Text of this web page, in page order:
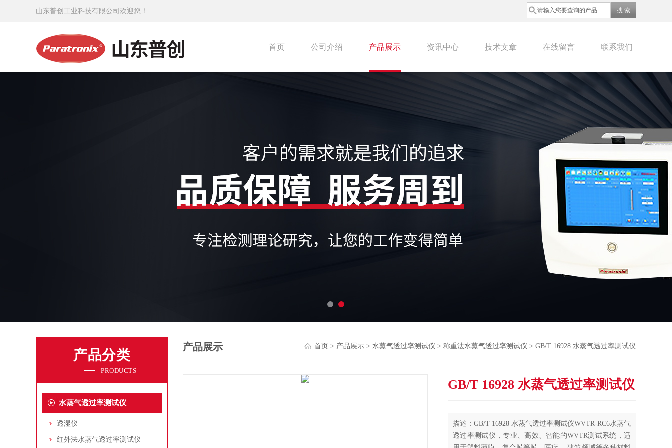
山东普创工业科技有限公司欢迎您！
首页 公司介绍 产品展示 资讯中心 技术文章 在线留言 联系我们
产品分类
PRODUCTS
水蒸气透过率测试仪
透湿仪
红外法水蒸气透过率测试仪
产品展示 首页 > 产品展示 > 水蒸气透过率测试仪 > 称重法水蒸气透过率测试仪 > GB/T 16928 水蒸气透过率测试仪
GB/T 16928 水蒸气透过率测试仪
描述：GB/T 16928 水蒸气透过率测试仪WVTR-RC6水蒸气
透过率测试仪，专业、高效、智能的WVTR测试系统，适